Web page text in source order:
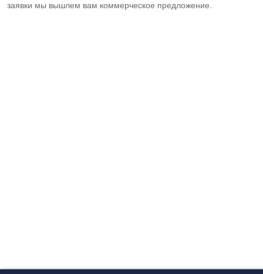
заявки мы вышлем вам коммерческое предложение.